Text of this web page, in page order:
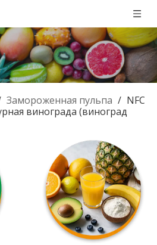
Замороженная пульпа / NFC
винограда (виноград